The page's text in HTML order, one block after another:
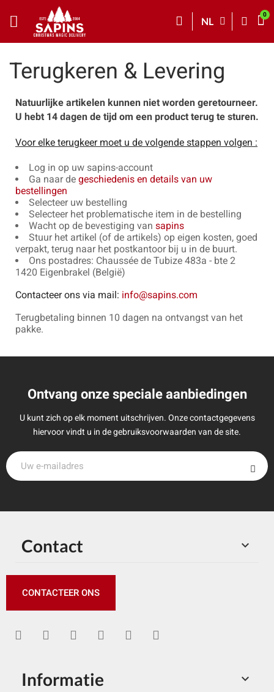
NL
Terugkeren & Levering
Natuurlijke artikelen kunnen niet worden geretourneer.
U hebt 14 dagen de tijd om een product terug te sturen.
Voor elke terugkeer moet u de volgende stappen volgen :
Log in op uw sapins-account
Ga naar de geschiedenis en details van uw
bestellingen
Selecteer uw bestelling
Selecteer het problematische item in de bestelling
Wacht op de bevestiging van sapins
Stuur het artikel (of de artikels) op eigen kosten, goed
verpakt, terug naar het postkantoor bij u in de buurt.
Ons postadres: Chaussée de Tubize 483a - bte 2
1420 Eigenbrakel (België)
Contacteer ons via mail: info@sapins.com
Terugbetaling binnen 10 dagen na ontvangst van het
pakke.
Ontvang onze speciale aanbiedingen
U kunt zich op elk moment uitschrijven. Onze contactgegevens
hiervoor vindt u in de gebruiksvoorwaarden van de site.

Contact
CONTACTEER ONS

Informatie